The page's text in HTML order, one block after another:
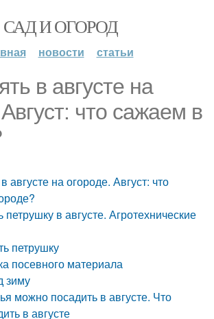
САД И ОГОРОД
новости статьи
в августе на
что сажаем в
августе на огороде. Август: что
петрушку в августе. Агротехнические
петрушку
посевного материала
зиму
можно посадить в августе. Что
в августе